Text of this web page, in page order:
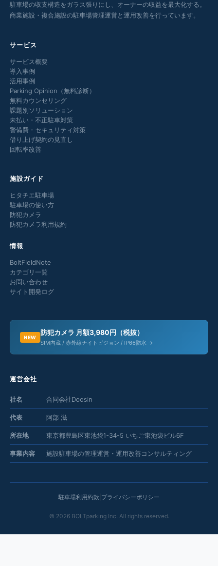
駐車場の収支構造をガラス張りにし、オーナーの収益を最大化する。
商業施設・複合施設の駐車場管理運営と運用改善を行っています。
サービス
サービス概要
導入事例
活用事例
Parking Opinion（無料診断）
無料カウンセリング
課題別ソリューション
未払い・不正駐車対策
警備費・セキュリティ対策
借り上げ契約の見直し
回転率改善
施設ガイド
ヒタチエ駐車場
駐車場の使い方
防犯カメラ
防犯カメラ利用規約
情報
BoltFieldNote
カテゴリ一覧
お問い合わせ
サイト開発ログ
NEW
防犯カメラ 月額3,980円（税抜）
SIM内蔵 / 赤外線ナイトビジョン / IP66防水 →
運営会社
社名 合同会社Doosin
代表 阿部 滋
所在地 東京都豊島区東池袋1-34-5 いちご東池袋ビル6F
事業内容 施設駐車場の管理運営・運用改善コンサルティング
駐車場利用約款 プライバシーポリシー
© 2026BOLTparking Inc. All rights reserved.